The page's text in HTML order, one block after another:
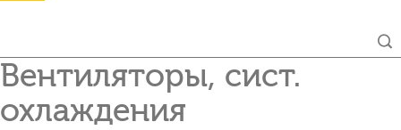
Вентиляторы, сист.
охлаждения